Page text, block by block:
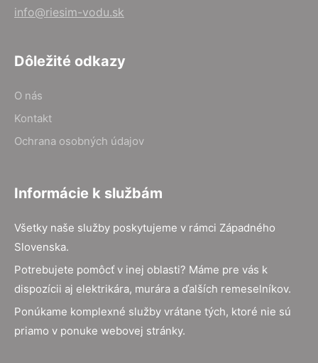
info@riesim-vodu.sk
Dôležité odkazy
O nás
Kontakt
Ochrana osobných údajov
Informácie k službám
Všetky naše služby poskytujeme v rámci Západného
Slovenska.
Potrebujete pomôcť v inej oblasti? Máme pre vás k
dispozícii aj elektrikára, murára a ďalších remeselníkov.
Ponúkame komplexné služby vrátane tých, ktoré nie sú
priamo v ponuke webovej stránky.